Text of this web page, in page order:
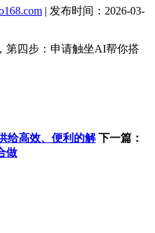
| 发布时间：2026-03-
四步：申请触坐AI帮你搭
给高效、便利的解 下一篇：
做